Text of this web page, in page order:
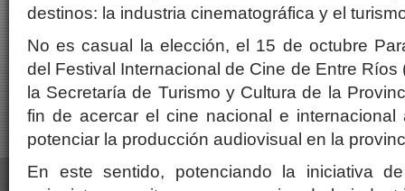
destinos: la industria cinematográfica y el
No es casual la elección, el 15 de octubre
del Festival Internacional de Cine de Entre Ríos
la Secretaría de Turismo y Cultura de la
fin de acercar el cine nacional e internacional
potenciar la producción audiovisual en la
En este sentido, potenciando la iniciativa